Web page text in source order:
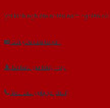
Với kinh nghiệm nhiêu năm nghiên
Gửi yêu cầu tư vấn
Tải báo giá tổng hợp
Yêu cầu gọi lại (3 phút)